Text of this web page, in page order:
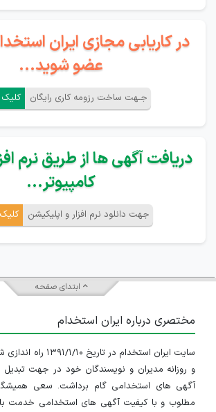
در کاریابی مجازی ایران
عضو شوید...
جـهت ساخت رزومه کاری رایگان
دریافت آگهی ها از طریق نرم
کامپیوتر...
جهت دانلود نرم افزار و اپلیکیشن
ابتدای صفحه
مختصری درباره ایران استخدام
سایت ایران استخدام در
و روزانه مدیران و نویسندگان خود در جهت
آگهی های استخدامی گام برداشت. سعی همیشگی
مطلوب و با کیفیت آگهی های استخدامی خدمت